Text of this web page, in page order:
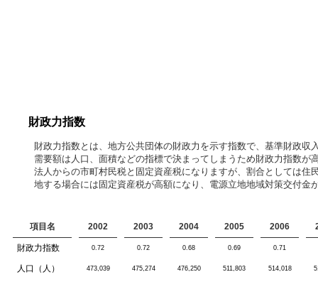
財政力指数
財政力指数とは、地方公共団体の財政力を示す指数で、基準財政
需要額は人口、面積などの指標で決まってしまうため財政力指数
法人からの市町村民税と固定資産税になりますが、割合としては
地する場合には固定資産税が高額になり、電源立地地域対策交付
項目名 2002 2003 2004 2005 2006
財政力指数 0.72 0.72 0.68 0.69 0.71
人口（人） 473,039 475,274 476,250 511,803 514,018